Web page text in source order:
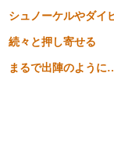
シュノーケルやダイ
続々と押し寄せる
まるで出陣のように